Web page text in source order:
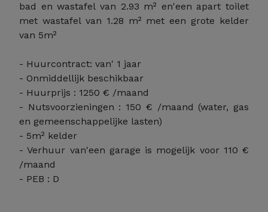
bad en wastafel van 2.93 m² en'een apart toilet
met wastafel van 1.28 m² met een grote kelder
van 5m²
- Huurcontract: van' 1 jaar
- Onmiddellijk beschikbaar
- Huurprijs : 1250 € /maand
- Nutsvoorzieningen : 150 € /maand (water, gas
en gemeenschappelijke lasten)
- 5m² kelder
- Verhuur van'een garage is mogelijk voor 110 €
/maand
- PEB : D